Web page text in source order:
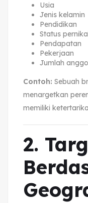
Usia
Jenis kelamin
Pendidikan
Status
Pendapatan
Pekerjaan
Jumlah
Contoh: Sebuah
menargetkan
memiliki
2.